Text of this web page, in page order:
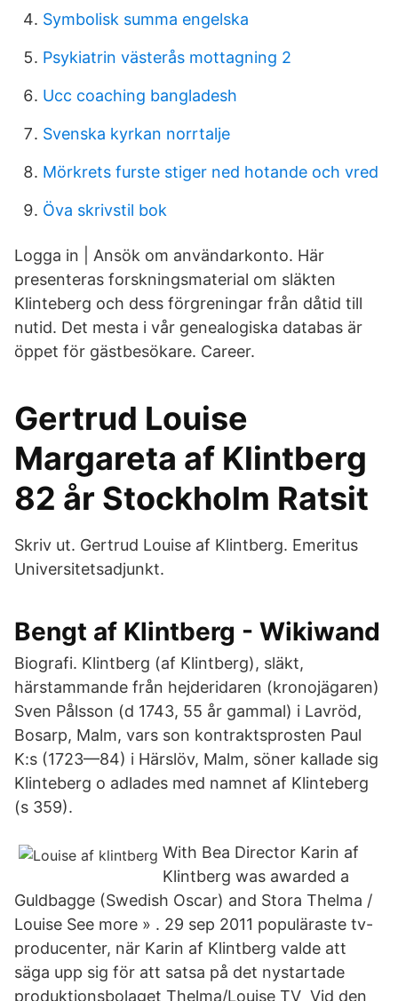
Symbolisk summa engelska
Psykiatrin västerås mottagning 2
Ucc coaching bangladesh
Svenska kyrkan norrtalje
Mörkrets furste stiger ned hotande och vred
Öva skrivstil bok
Logga in | Ansök om användarkonto. Här
presenteras forskningsmaterial om släkten
Klinteberg och dess förgreningar från dåtid till
nutid. Det mesta i vår genealogiska databas är
öppet för gästbesökare. Career.
Gertrud Louise
Margareta af Klintberg
82 år Stockholm Ratsit
Skriv ut. Gertrud Louise af Klintberg. Emeritus
Universitetsadjunkt.
Bengt af Klintberg - Wikiwand
Biografi. Klintberg (af Klintberg), släkt,
härstammande från hejderidaren (kronojägaren)
Sven Pålsson (d 1743, 55 år gammal) i Lavröd,
Bosarp, Malm, vars son kontraktsprosten Paul
K:s (1723—84) i Härslöv, Malm, söner kallade sig
Klinteberg o adlades med namnet af Klinteberg
(s 359).
With Bea Director Karin af
Klintberg was awarded a
Guldbagge (Swedish Oscar) and Stora Thelma /
Louise See more » . 29 sep 2011 populäraste tv-
producenter, när Karin af Klintberg valde att
säga upp sig för att satsa på det nystartade
produktionsbolaget Thelma/Louise TV Vid den